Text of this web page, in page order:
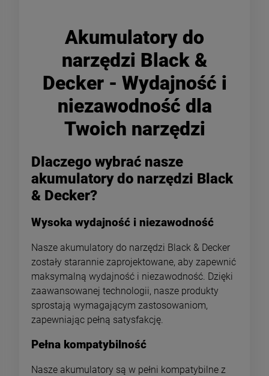
Akumulatory do
narzędzi Black &
Decker - Wydajność i
niezawodność dla
Twoich narzędzi
Dlaczego wybrać nasze
akumulatory do narzędzi Black
& Decker?
Wysoka wydajność i niezawodność
Nasze akumulatory do narzędzi Black & Decker
zostały starannie zaprojektowane, aby zapewnić
maksymalną wydajność i niezawodność. Dzięki
zaawansowanej technologii, nasze produkty
sprostają wymagającym zastosowaniom,
zapewniając pełną satysfakcję.
Pełna kompatybilność
Nasze akumulatory są w pełni kompatybilne z